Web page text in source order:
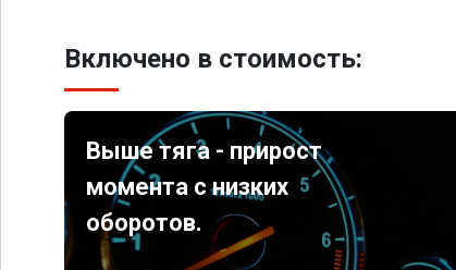
Включено в стоимость:
Выше тяга - прирост
момента с низких
оборотов.